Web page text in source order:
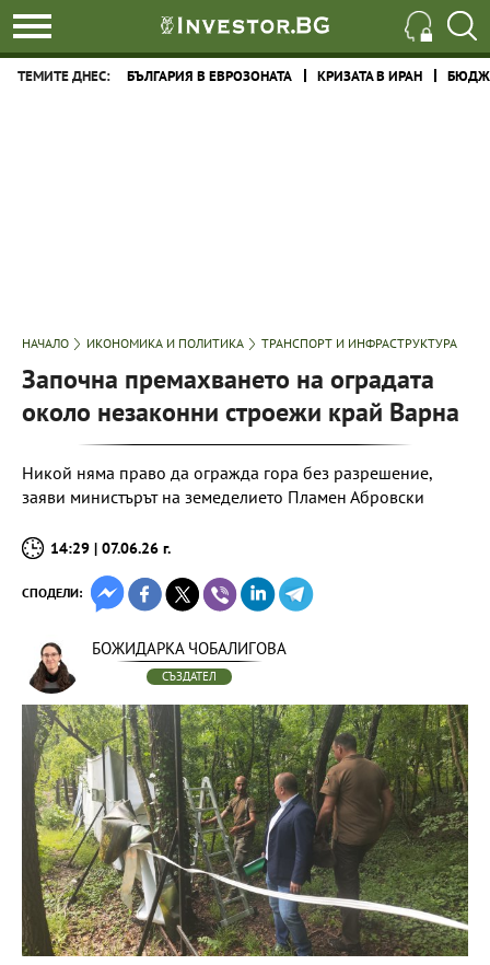
ТЕМИТЕ ДНЕС: БЪЛГАРИЯ В ЕВРОЗОНАТА КРИЗАТА В ИРАН
НАЧАЛО ИКОНОМИКА И ПОЛИТИКА ТРАНСПОРТ И ИНФРАСТРУКТУРА
Започна премахването на оградата
около незаконни строежи край Варна
Никой няма право да огражда гора без разрешение,
заяви министърът на земеделието Пламен Абровски
14:29 | 07.06.26 г.
СПОДЕЛИ:
БОЖИДАРКА ЧОБАЛИГОВА
СЪЗДАТЕЛ